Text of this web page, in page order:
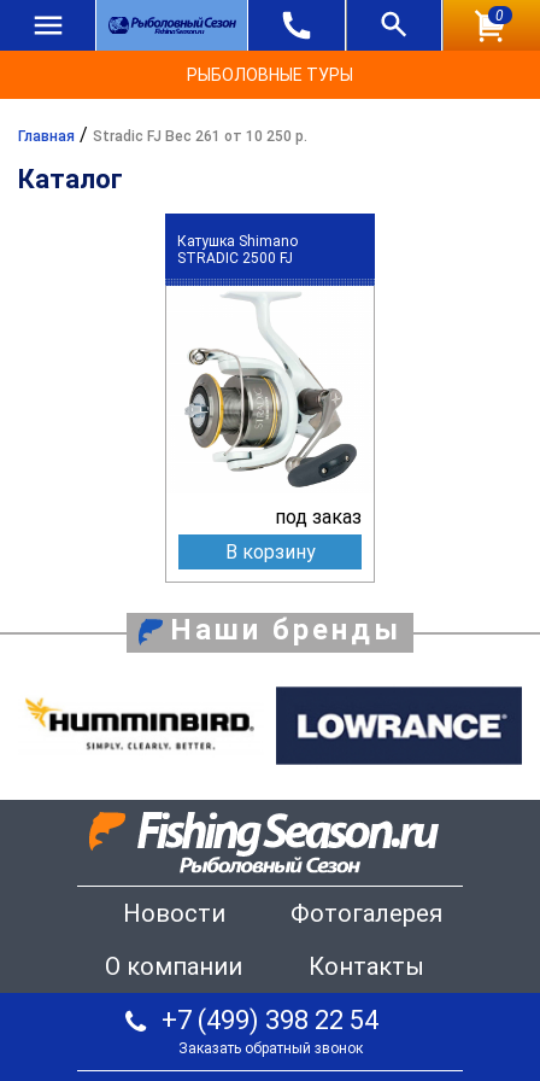
0
РЫБОЛОВНЫЕ ТУРЫ
Главная / Stradic FJ Вес 261 от 10 250 р.
Каталог
Катушка Shimano
STRADIC 2500 FJ
под заказ
В корзину
Наши бренды
Новости
Фотогалерея
О компании
Контакты
+7 (499) 398 22 54
Заказать обратный звонок